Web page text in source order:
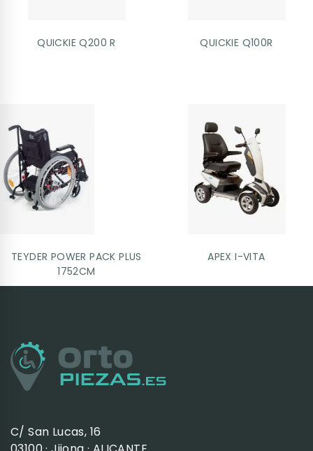
QUICKIE Q200 R QUICKIE Q100R
TEYDER POWER PACK PLUS
1752CM
APEX I-VITA
C/ San Lucas, 16